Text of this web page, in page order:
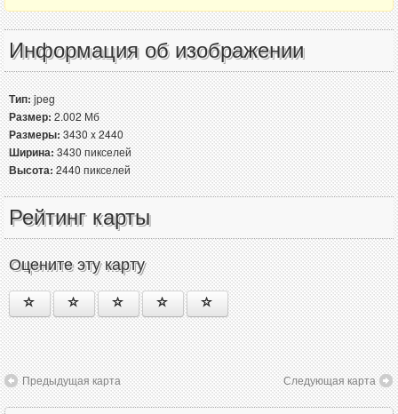
Информация об изображении
Тип:jpeg
Размер:2.002 Мб
Размеры:3430 x 2440
Ширина:3430 пикселей
Высота:2440 пикселей
Рейтинг карты
Оцените эту карту
Предыдущая карта Следующая карта